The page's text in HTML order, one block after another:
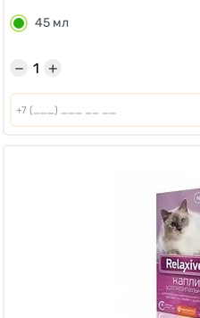
45 мл
+
−